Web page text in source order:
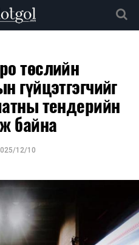
төслийн
гүйцэтгэгчийг
тендерийн
байна
12/10